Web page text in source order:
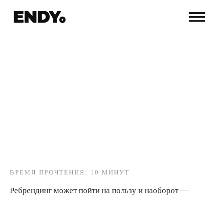
ВРЕМЯ ПРОЧТЕНИЯ: 10 МИНУТ
Ребрендинг может пойти на пользу и наоборот —